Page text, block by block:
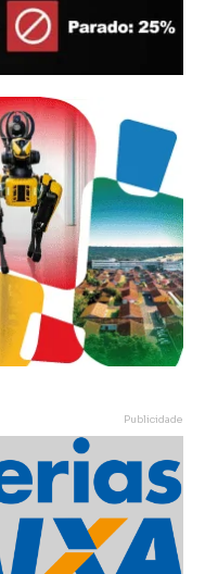
Publicidade